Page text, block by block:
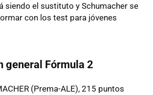
siendo el sustituto y Schumacher se
con los test para jóvenes
general Fórmula 2
(Prema-ALE), 215 puntos